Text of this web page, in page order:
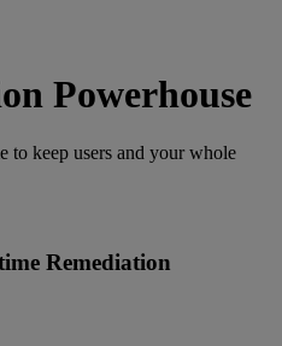
Powerhouse
to keep users and your whole
Remediation